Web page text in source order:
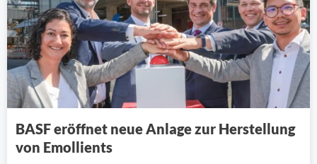
BASF eröffnet neue Anlage zur Herstellung
von Emollients